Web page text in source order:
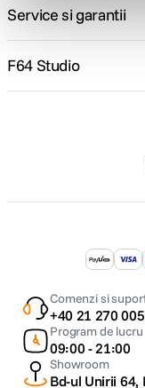
Service si garantii
F64 Studio
Comenzi si
+40 21 270
Program de lucru
09:00 - 21:00
Showroom
Bd-ul Unirii 64,